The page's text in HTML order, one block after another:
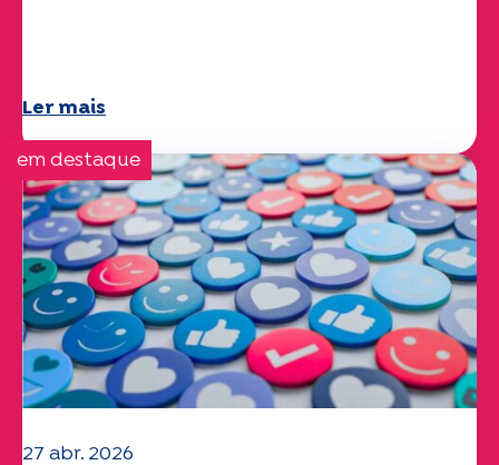
Ler mais
em destaque
27 abr. 2026